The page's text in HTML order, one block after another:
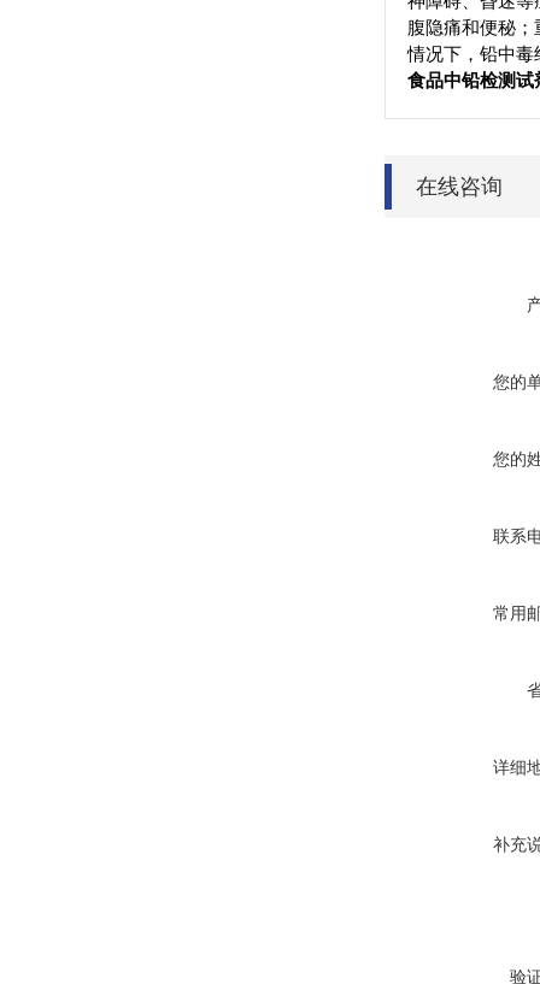
腹隐痛和便秘
情况下，铅中
食品中铅检测试
在线咨询
您的
您的
联系
常用
详细
补充
验